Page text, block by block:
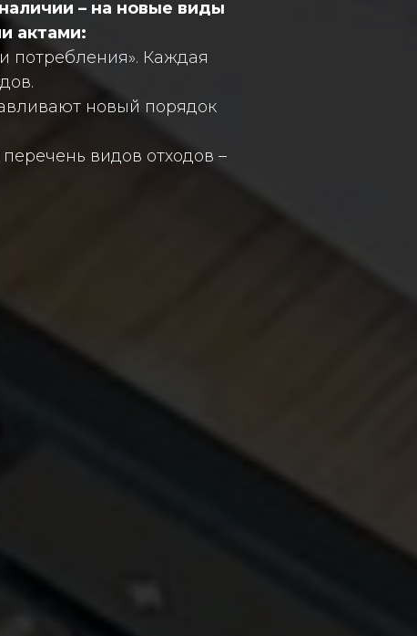
– на новые виды
актами:
потребления». Каждая
новый порядок
видов отходов –